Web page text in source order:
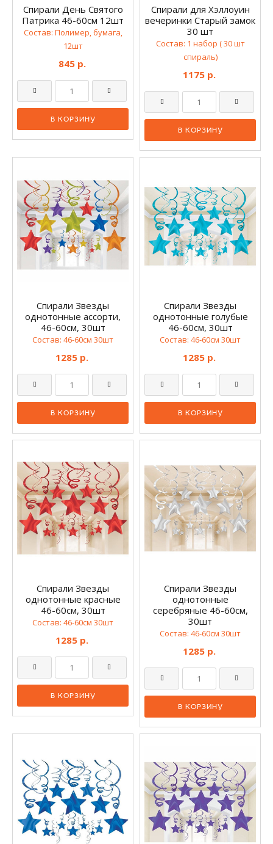
Спирали День Святого
Патрика 46-60см 12шт
Состав: Полимер, бумага,
12шт
845 р.
Спирали для Хэллоуин
вечеринки Старый замок
30 шт
Состав: 1 набор ( 30 шт
спираль)
1175 р.
Спирали Звезды
однотонные ассорти,
46-60см, 30шт
Состав: 46-60см 30шт
1285 р.
Спирали Звезды
однотонные голубые
46-60см, 30шт
Состав: 46-60см 30шт
1285 р.
Спирали Звезды
однотонные красные
46-60см, 30шт
Состав: 46-60см 30шт
1285 р.
Спирали Звезды
однотонные
серебряные 46-60см,
30шт
Состав: 46-60см 30шт
1285 р.